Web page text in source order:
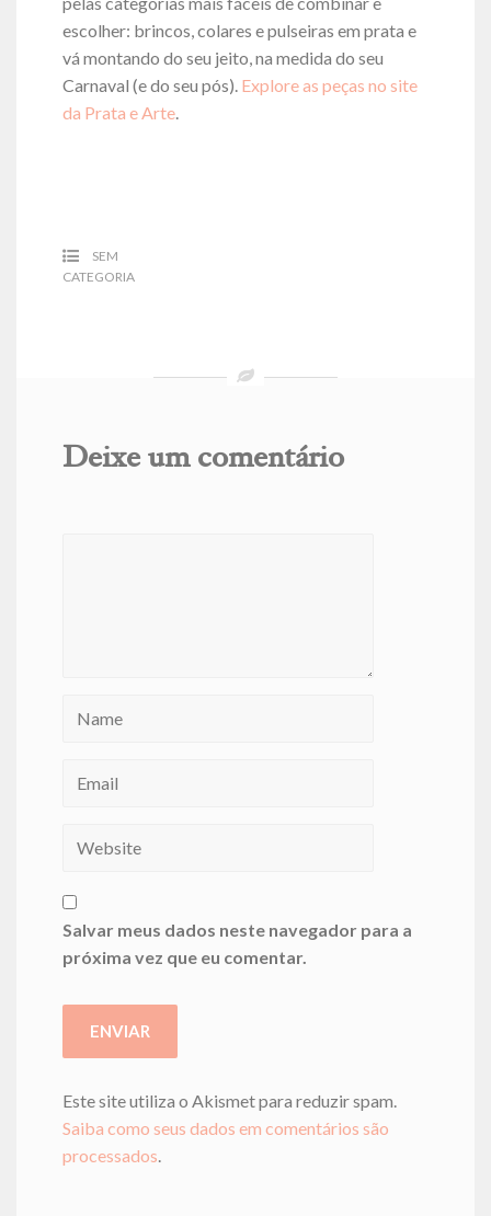
escolher: brincos, colares e pulseiras em prata e
vá montando do seu jeito, na medida do seu
Carnaval (e do seu pós). Explore as peças no site
da Prata e Arte.
SEM
CATEGORIA
Deixe um comentário
Salvar meus dados neste navegador para a
próxima vez que eu comentar.
Este site utiliza o Akismet para reduzir spam.
Saiba como seus dados em comentários são
processados